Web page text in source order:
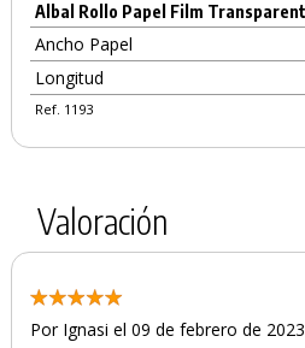
Albal Rollo Papel Film
Ancho Papel
Longitud
Ref. 1193
Valoración
Por Ignasi el 09 de febrero de 2023